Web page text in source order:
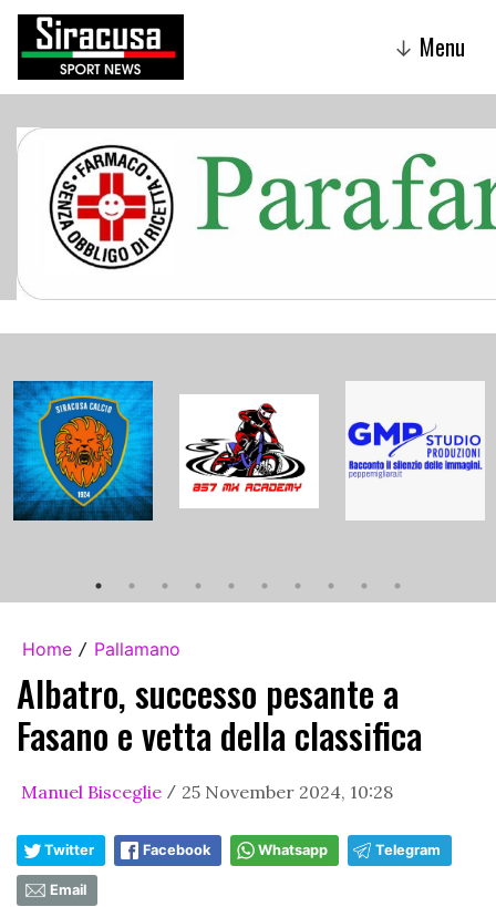
↓ Menu
Home / Pallamano
Albatro, successo pesante a
Fasano e vetta della classifica
Manuel Bisceglie / 25 November 2024, 10:28
Twitter Facebook Whatsapp Telegram
Email